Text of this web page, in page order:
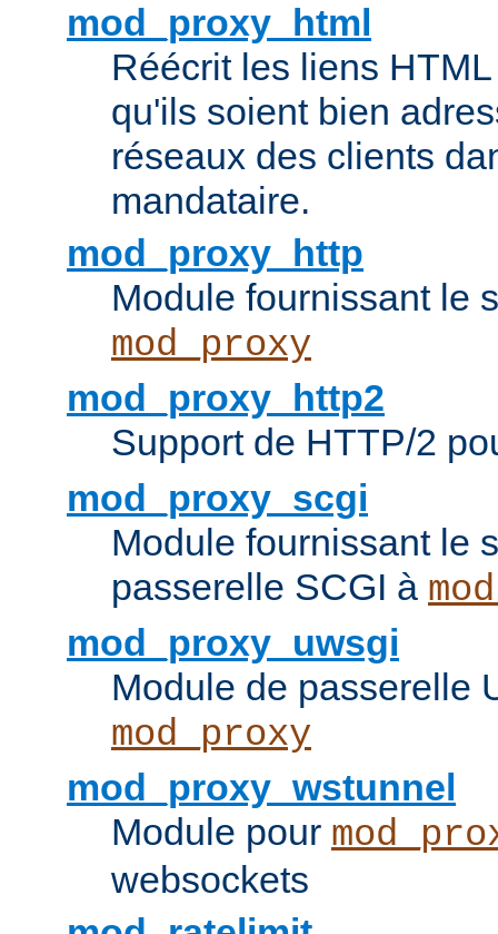
mod_proxy_html
Réécrit les liens
qu'ils soient bien
réseaux des clients
mandataire.
mod_proxy_http
Module fournissant le
mod_proxy
mod_proxy_http2
Support de HTTP/2
mod_proxy_scgi
Module fournissant le
passerelle SCGI à
mod_proxy_uwsgi
Module de passerelle
mod_proxy
mod_proxy_wstunnel
Module pour
websockets